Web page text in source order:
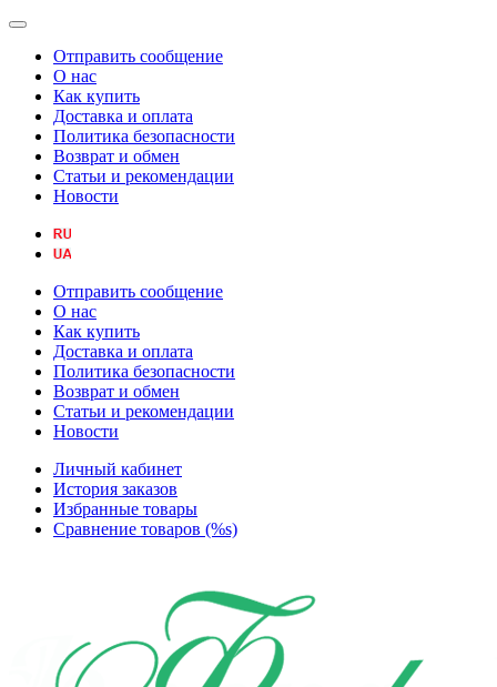
Отправить сообщение
О нас
Как купить
Доставка и оплата
Политика безопасности
Возврат и обмен
Статьи и рекомендации
Новости
Отправить сообщение
О нас
Как купить
Доставка и оплата
Политика безопасности
Возврат и обмен
Статьи и рекомендации
Новости
Личный кабинет
История заказов
Избранные товары
Сравнение товаров (%s)